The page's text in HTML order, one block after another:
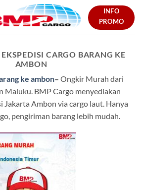
INFO
PROMO
EKSPEDISI CARGO BARANG KE
AMBON
ke ambon– Ongkir Murah dari
Maluku. BMP Cargo menyediakan
Jakarta Ambon via cargo laut. Hanya
pengiriman barang lebih mudah.